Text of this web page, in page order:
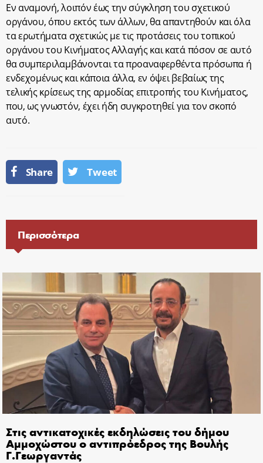
Εν αναμονή, λοιπόν έως την σύγκληση του σχετικού
οργάνου, όπου εκτός των άλλων, θα απαντηθούν και όλα
τα ερωτήματα σχετικώς με τις προτάσεις του τοπικού
οργάνου του Κινήματος Αλλαγής και κατά πόσον σε αυτό
θα συμπεριλαμβάνονται τα προαναφερθέντα πρόσωπα ή
ενδεχομένως και κάποια άλλα, εν όψει βεβαίως της
τελικής κρίσεως της αρμοδίας επιτροπής του Κινήματος,
που, ως γνωστόν, έχει ήδη συγκροτηθεί για τον σκοπό
αυτό.
Share Tweet
Περισσότερα
Στις αντικατοχικές εκδηλώσεις του δήμου
Αμμοχώστου ο αντιπρόεδρος της Βουλής
Γ.Γεωργαντάς